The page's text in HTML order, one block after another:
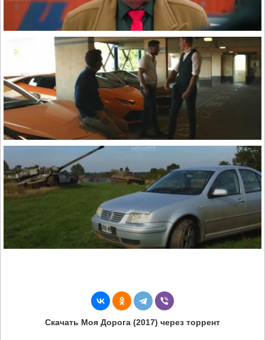
Скачать Моя Дорога (2017) через торрент